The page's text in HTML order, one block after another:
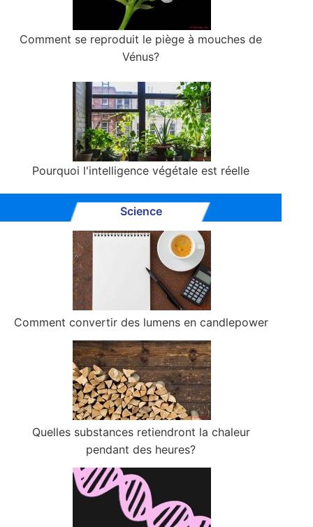
Comment se reproduit le piège à mouches de
Vénus?
Pourquoi l'intelligence végétale est réelle
Science
Comment convertir des lumens en candlepower
Quelles substances retiendront la chaleur
pendant des heures?